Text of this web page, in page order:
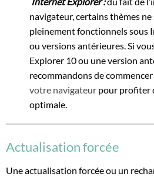
navigateur, certains thèmes ne
pleinement fonctionnels sous
ou versions antérieures. Si
Explorer 10 ou une version
recommandons de
votre navigateur pour profiter
optimale.
Actualisation forcée
Une actualisation forcée ou un